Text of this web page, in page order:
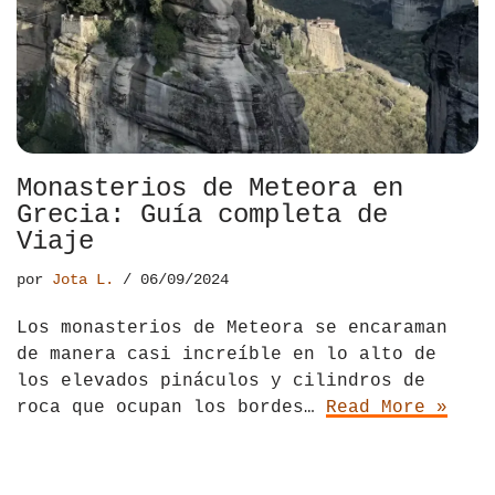
El Salvador
Estados Unidos
Hawái
México
Nicaragua
Paraguay
Perú
República Dominicana
Jordania
Kazajistán
La India
Madagascar
Malasia
Maldivas
Mongolia
Nepal
Croacia
Dinamarca
Escocia
Eslovenia
España
Finlandia
Francia
Grecia
Monasterios de Meteora en
Grecia: Guía completa de
Viaje
por Jota L. 06/09/2024
Los monasterios de Meteora se encaraman
de manera casi increíble en lo alto de
los elevados pináculos y cilindros de
roca que ocupan los bordes… Read More »